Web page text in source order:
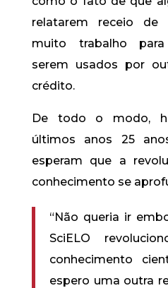
relatarem receio de
muito trabalho
serem usados por
crédito.
De todo o modo,
últimos anos 25
esperam que a
conhecimento se
“Não queria ir
SciELO
conhecimento
espero uma outra